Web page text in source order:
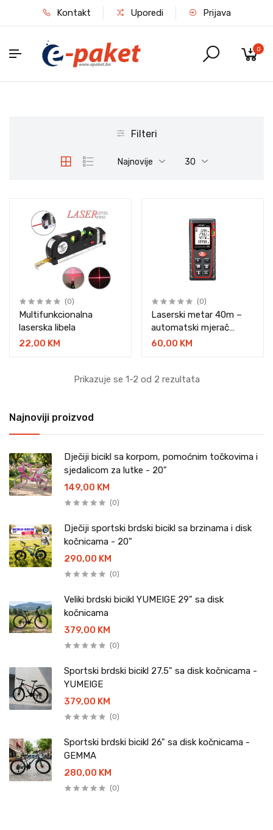
Kontakt Uporedi Prijava
0
Najnoviji proizvod
Dječiji bicikl sa korpom, pomoćnim točkovima i
sjedalicom za lutke - 20"
149,00 KM
(0)
Dječiji sportski brdski bicikl sa brzinama i disk
kočnicama - 20"
290,00 KM
(0)
Veliki brdski bicikl YUMEIGE 29" sa disk
kočnicama
379,00 KM
(0)
Sportski brdski bicikl 27.5" sa disk kočnicama -
YUMEIGE
379,00 KM
(0)
Sportski brdski bicikl 26" sa disk kočnicama -
GEMMA
280,00 KM
(0)
Filteri
Najnovije 30
(0)
Multifunkcionalna
laserska libela
22,00 KM
(0)
Laserski metar 40m –
automatski mjerač
površine i zapremine
60,00 KM
Prikazuje se 1-2 od 2 rezultata